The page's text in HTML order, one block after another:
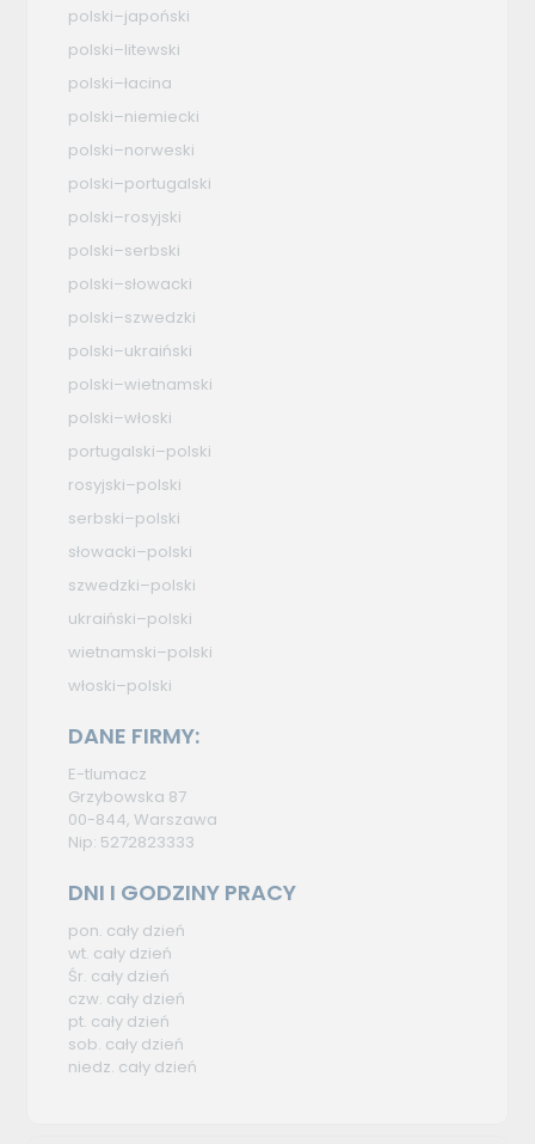
polski–japoński
polski–litewski
polski–łacina
polski–niemiecki
polski–norweski
polski–portugalski
polski–rosyjski
polski–serbski
polski–słowacki
polski–szwedzki
polski–ukraiński
polski–wietnamski
polski–włoski
portugalski–polski
rosyjski–polski
serbski–polski
słowacki–polski
szwedzki–polski
ukraiński–polski
wietnamski–polski
włoski–polski
DANE FIRMY:
E-tlumacz
Grzybowska 87
00-844, Warszawa
Nip: 5272823333
DNI I GODZINY PRACY
pon. cały dzień
wt. cały dzień
Śr. cały dzień
czw. cały dzień
pt. cały dzień
sob. cały dzień
niedz. cały dzień